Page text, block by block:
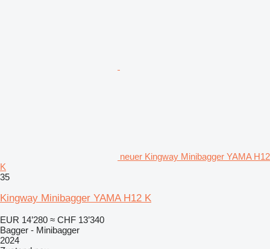
neuer Kingway Minibagger YAMA H12
K
35
Kingway Minibagger YAMA H12 K
EUR 14’280 ≈ CHF 13’340
Bagger - Minibagger
2024